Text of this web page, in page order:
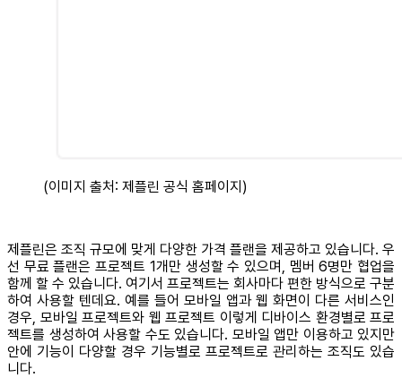
(이미지 출처: 제플린 공식 홈페이지)
제플린은 조직 규모에 맞게 다양한 가격 플랜을 제공하고 있습니다. 우
선 무료 플랜은 프로젝트 1개만 생성할 수 있으며, 멤버 6명만 협업을
함께 할 수 있습니다. 여기서 프로젝트는 회사마다 편한 방식으로 구분
하여 사용할 텐데요. 예를 들어 모바일 앱과 웹 화면이 다른 서비스인
경우, 모바일 프로젝트와 웹 프로젝트 이렇게 디바이스 환경별로 프로
젝트를 생성하여 사용할 수도 있습니다. 모바일 앱만 이용하고 있지만
안에 기능이 다양할 경우 기능별로 프로젝트로 관리하는 조직도 있습
니다.